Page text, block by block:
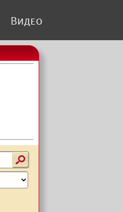
Видео
s